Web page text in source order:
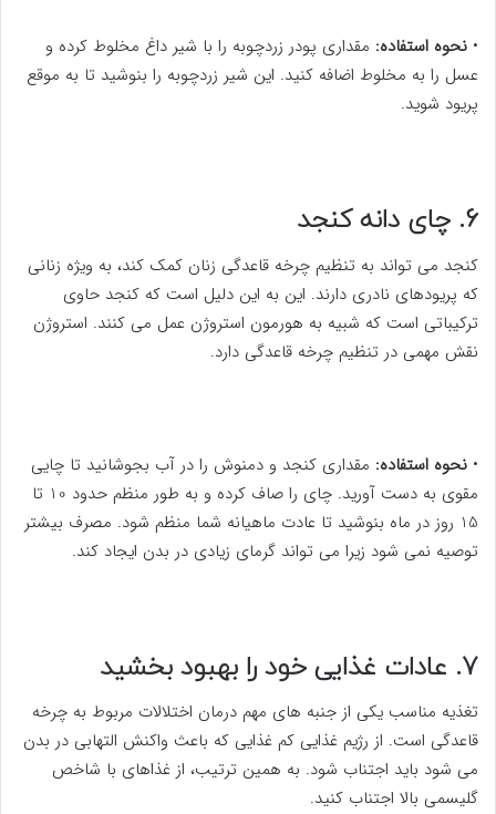
• نحوه استفاده: مقداری پودر زردچوبه را با شیر داغ مخلوط کرده و
عسل را به مخلوط اضافه کنید. این شیر زردچوبه را بنوشید تا به موقع
پریود شوید.
6. چای دانه کنجد
کنجد می تواند به تنظیم چرخه قاعدگی زنان کمک کند، به ویژه زنانی
که پریودهای نادری دارند. این به این دلیل است که کنجد حاوی
ترکیباتی است که شبیه به هورمون استروژن عمل می کنند. استروژن
نقش مهمی در تنظیم چرخه قاعدگی دارد.
• نحوه استفاده: مقداری کنجد و دمنوش را در آب بجوشانید تا چایی
مقوی به دست آورید. چای را صاف کرده و به طور منظم حدود 10 تا
15 روز در ماه بنوشید تا عادت ماهیانه شما منظم شود. مصرف بیشتر
توصیه نمی شود زیرا می تواند گرمای زیادی در بدن ایجاد کند.
7. عادات غذایی خود را بهبود بخشید
تغذیه مناسب یکی از جنبه های مهم درمان اختلالات مربوط به چرخه
قاعدگی است. از رژیم غذایی کم غذایی که باعث واکنش التهابی در بدن
می شود باید اجتناب شود. به همین ترتیب، از غذاهای با شاخص
گلیسمی بالا اجتناب کنید.